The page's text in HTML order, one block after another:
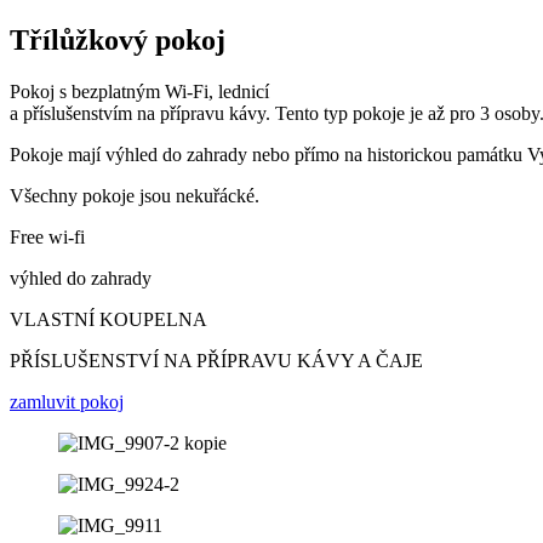
Třílůžkový pokoj
Pokoj s bezplatným Wi-Fi, lednicí
a příslušenstvím na přípravu kávy. Tento typ pokoje je až pro 3 osoby.
Pokoje mají výhled do zahrady nebo přímo na historickou památku
Všechny pokoje jsou nekuřácké.
Free wi-fi
výhled do zahrady
VLASTNÍ KOUPELNA
PŘÍSLUŠENSTVÍ NA PŘÍPRAVU KÁVY A ČAJE
zamluvit pokoj